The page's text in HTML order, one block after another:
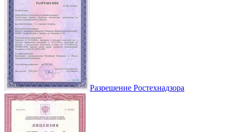
Разрешение Ростехнадзора